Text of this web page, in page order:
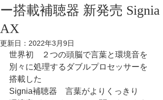
ー搭載補聴器 新発売 Signia
AX
更新日： 2022年3月9日
世界初　２つの頭脳で言葉と環境音を
別々に処理するダブルプロセッサーを
搭載した
Signia補聴器　言葉がよりくっきり